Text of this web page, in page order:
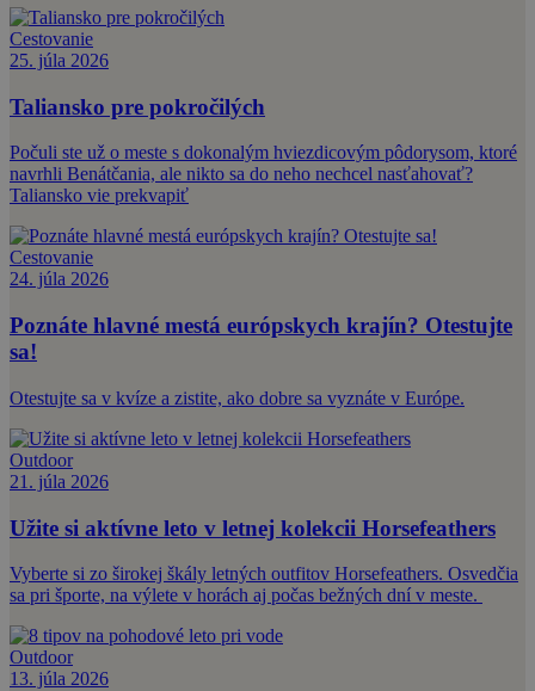
Cestovanie
25. júla 2026
Taliansko pre pokročilých
Počuli ste už o meste s dokonalým hviezdicovým pôdorysom, ktoré
navrhli Benátčania, ale nikto sa do neho nechcel nasťahovať?
Taliansko vie prekvapiť
Cestovanie
24. júla 2026
Poznáte hlavné mestá európskych krajín? Otestujte
sa!
Otestujte sa v kvíze a zistite, ako dobre sa vyznáte v Európe.
Outdoor
21. júla 2026
Užite si aktívne leto v letnej kolekcii Horsefeathers
Vyberte si zo širokej škály letných outfitov Horsefeathers. Osvedčia
sa pri športe, na výlete v horách aj počas bežných dní v meste.
Outdoor
13. júla 2026